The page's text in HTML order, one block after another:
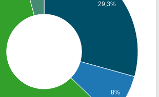
29,3%
8%